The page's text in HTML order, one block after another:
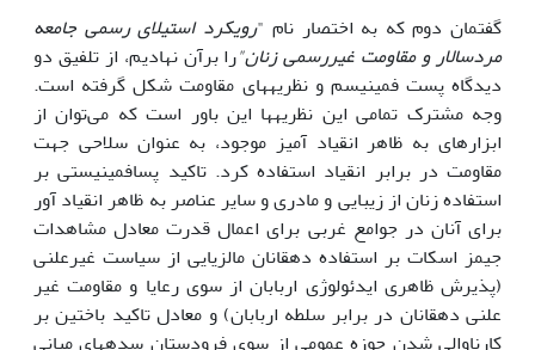
گفتمان دوم که به اختصار نام "رویکرد استیلای رسمی جامعه
مردسالار و مقاومت غیررسمی زنان"را برآن نهادیم، از تلفیق دو
دیدگاه پست فمینیسم و نظریه­های مقاومت شکل گرفته است.
وجه مشترک تمامی این نظریه­ها این باور است که می‌توان از
ابزارهای به ظاهر انقیاد آمیز موجود، به عنوان سلاحی جهت
مقاومت در برابر انقیاد استفاده کرد. تاکید پسافمینیستی بر
استفاده زنان از زیبایی و مادری و سایر عناصر به ظاهر انقیاد آور
برای آنان در جوامع غربی برای اعمال قدرت معادل مشاهدات
جیمز اسکات بر استفاده دهقانان مالزیایی از سیاست غیرعلنی
(پذیرش ظاهری ایدئولوژی اربابان از سوی رعایا و مقاومت غیر
علنی دهقانان در برابر سلطه اربابان) و معادل تاکید باختین بر